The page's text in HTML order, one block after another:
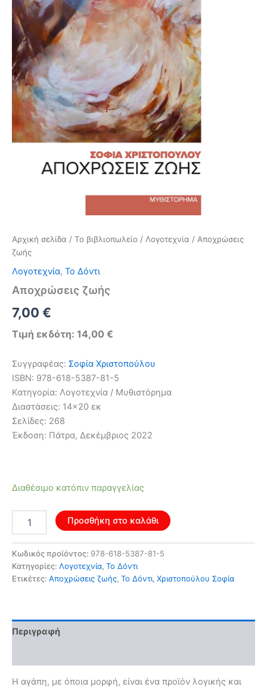
Αρχική σελίδα / Το βιβλιοπωλείο / Λογοτεχνία / Αποχρώσεις
ζωής
Λογοτεχνία, Το Δόντι
Αποχρώσεις ζωής
Original
price
11,20 €.
7,00 €
τρέχουσα
είναι:
7,00 €.
Τιμή εκδότη: 14,00 €
Συγγραφέας: Σοφία Χριστοπούλου
ISBN: 978-618-5387-81-5
Κατηγορία: Λογοτεχνία / Μυθιστόρημα
Διαστάσεις: 14×20 εκ
Σελίδες: 268
Έκδοση: Πάτρα, Δεκέμβριος 2022
Διαθέσιμο κατόπιν παραγγελίας
Αποχρώσεις
ζωής
Προσθήκη στο καλάθι
Κωδικός προϊόντος: 978-618-5387-81-5
Κατηγορίες: Λογοτεχνία, Το Δόντι
Ετικέτες: Αποχρώσεις ζωής, Το Δόντι, Χριστοπούλου Σοφία
Περιγραφή
Η αγάπη, με όποια μορφή, είναι ένα προϊόν λογικής και